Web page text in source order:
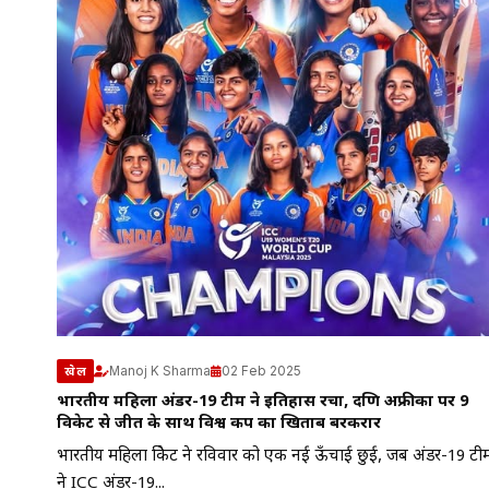
खेल Manoj K Sharma 02 Feb 2025
भारतीय महिला अंडर-19 टीम ने इतिहास रचा, दक्षिण अफ्रीका पर 9
विकेट से जीत के साथ विश्व कप का खिताब बरकरार
भारतीय महिला क्रिकेट ने रविवार को एक नई ऊँचाई छुई, जब अंडर-19
ने ICC अंडर-19...